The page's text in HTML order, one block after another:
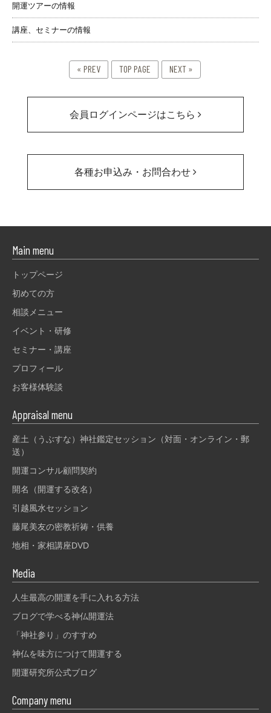
開運ツアーの情報
講座、セミナーの情報
« PREV TOP PAGE NEXT »
会員ログインページはこちら
各種お申込み・お問合わせ
Main menu
トップページ
初めての方
相談メニュー
イベント・研修
セミナー・講座
プロフィール
お客様体験談
Appraisal menu
産土（うぶすな）神社鑑定セッション（対面・オンライン・郵
送）
開運コンサル顧問契約
開名（開運する改名）
引越風水セッション
藤尾美友の密教祈祷・供養
地相・家相講座DVD
Media
人生最高の開運を手に入れる方法
ブログで学べる神仏開運法
「神社参り」のすすめ
神仏を味方につけて開運する
開運研究所公式ブログ
Company menu